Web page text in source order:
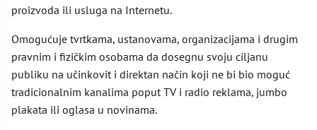
proizvoda ili usluga na Internetu.
Omogućuje tvrtkama, ustanovama, organizacijama i drugim
pravnim i fizičkim osobama da dosegnu svoju ciljanu
publiku na učinkovit i direktan način koji ne bi bio moguć
tradicionalnim kanalima poput TV i radio reklama, jumbo
plakata ili oglasa u novinama.